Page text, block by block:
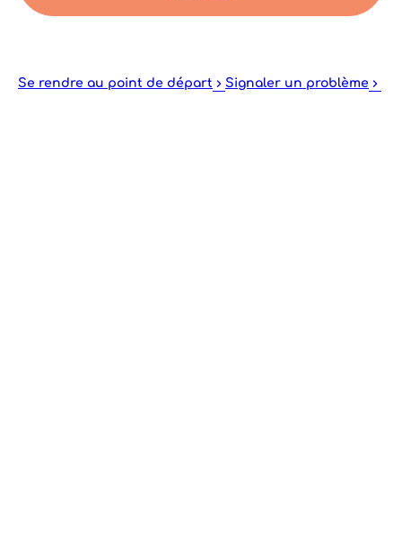
Se rendre au point de départ Signaler un problème